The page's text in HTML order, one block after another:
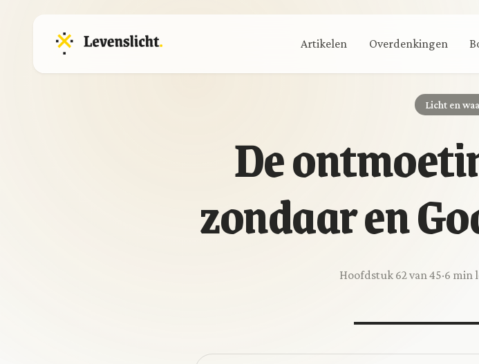
Artikelen Overdenkingen
Licht en
De
zondaar en
Hoofdstuk 62 van 45·6 min